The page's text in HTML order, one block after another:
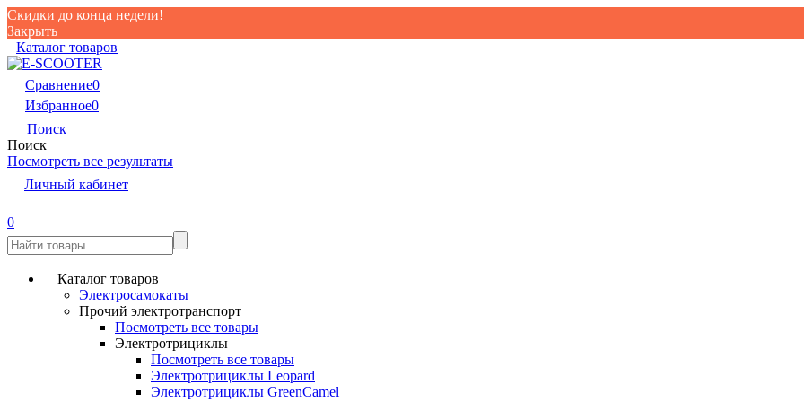
Скидки до конца недели!
Закрыть
Каталог товаров
Сравнение0
Избранное0
Поиск
Поиск
Посмотреть все результаты
Личный кабинет
0
Каталог товаров
Электросамокаты
Прочий электротранспорт
Посмотреть все товары
Электротрициклы
Посмотреть все товары
Электротрициклы Leopard
Электротрициклы GreenCamel